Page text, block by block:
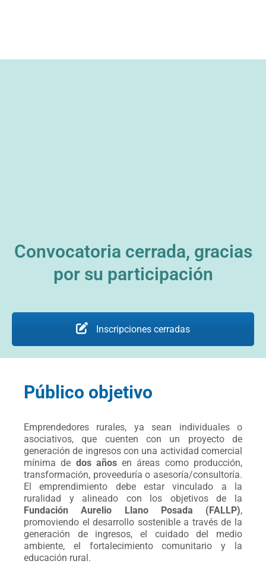
Convocatoria cerrada, gracias
por su participación
Inscripciones cerradas
Público objetivo
Emprendedores rurales, ya sean individuales o
asociativos, que cuenten con un proyecto de
generación de ingresos con una actividad comercial
mínima de dos añosen áreas como producción,
transformación, proveeduría o asesoría/consultoría.
El emprendimiento debe estar vinculado a la
ruralidad y alineado con los objetivos de la
Fundación Aurelio Llano Posada (FALLP),
promoviendo el desarrollo sostenible a través de la
generación de ingresos, el cuidado del medio
ambiente, el fortalecimiento comunitario y la
educación rural.